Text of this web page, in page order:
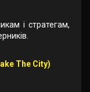
і стратегам,
The City)